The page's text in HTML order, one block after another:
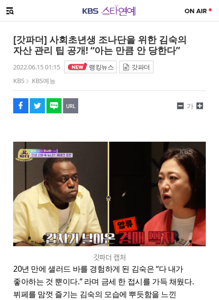
메뉴 열기
[갓파더] 사회초년생 조나단을 위한 김숙의
자산 관리 팁 공개! “아는 만큼 안 당한다”
2022.06.15 01:15 랭킹뉴스
갓파더
KBS
KBS예능
페이스북
트위터
네이버
URL복사
글씨 작게보기
가
글씨 크게보기
갓파더 캡처
20년 만에 샐러드 바를 경험하게 된 김숙은 “다 내가
좋아하는 것 뿐이다.” 라며 금세 한 접시를 가득 채웠다.
뷔페를 맘껏 즐기는 김숙의 모습에 뿌듯함을 느낀